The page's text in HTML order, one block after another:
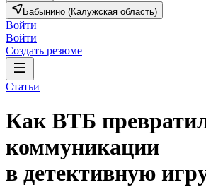
Бабынино (Калужская область)
Войти
Войти
Создать резюме
Статьи
Как ВТБ
коммуникации
в детективную